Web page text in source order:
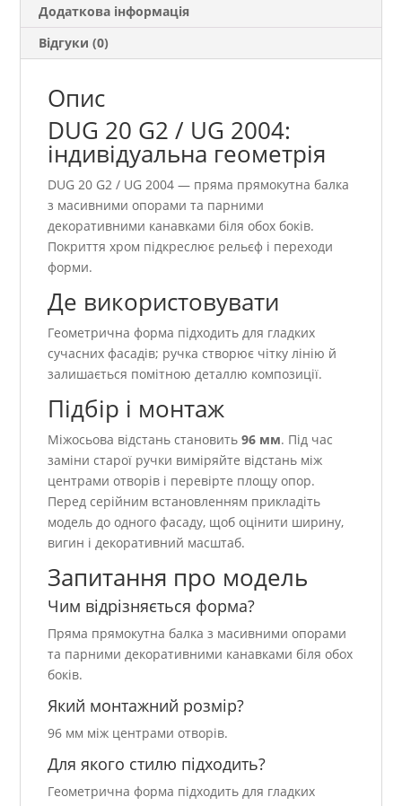
Додаткова інформація
Відгуки (0)
Опис
DUG 20 G2 / UG 2004:
індивідуальна геометрія
DUG 20 G2 / UG 2004 — пряма прямокутна балка
з масивними опорами та парними
декоративними канавками біля обох боків.
Покриття хром підкреслює рельєф і переходи
форми.
Де використовувати
Геометрична форма підходить для гладких
сучасних фасадів; ручка створює чітку лінію й
залишається помітною деталлю композиції.
Підбір і монтаж
Міжосьова відстань становить96 мм. Під час
заміни старої ручки виміряйте відстань між
центрами отворів і перевірте площу опор.
Перед серійним встановленням прикладіть
модель до одного фасаду, щоб оцінити ширину,
вигин і декоративний масштаб.
Запитання про модель
Чим відрізняється форма?
Пряма прямокутна балка з масивними опорами
та парними декоративними канавками біля обох
боків.
Який монтажний розмір?
96 мм між центрами отворів.
Для якого стилю підходить?
Геометрична форма підходить для гладких